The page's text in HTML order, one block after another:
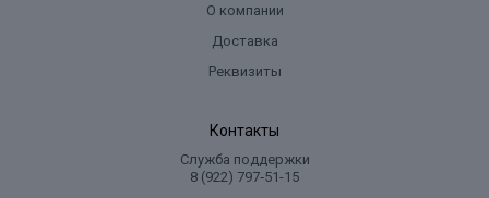
О компании
Доставка
Реквизиты
Контакты
Служба поддержки
8 (922) 797‑51-15